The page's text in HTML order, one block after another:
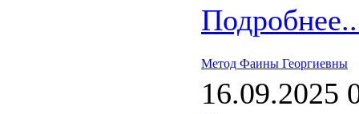
Метод Фаины Георгиевны
16.09.2025